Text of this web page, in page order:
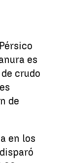
es
crudo
de
en los